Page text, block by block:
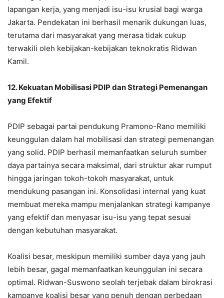
lapangan kerja, yang menjadi isu-isu krusial bagi warga
Jakarta. Pendekatan ini berhasil menarik dukungan luas,
terutama dari masyarakat yang merasa tidak cukup
terwakili oleh kebijakan-kebijakan teknokratis Ridwan
Kamil.
12. Kekuatan Mobilisasi PDIP dan Strategi Pemenangan
yang Efektif
PDIP sebagai partai pendukung Pramono-Rano memiliki
keunggulan dalam hal mobilisasi dan strategi pemenangan
yang solid. PDIP berhasil memanfaatkan seluruh sumber
daya partainya secara maksimal, dari struktur akar rumput
hingga jaringan tokoh-tokoh masyarakat, untuk
mendukung pasangan ini. Konsolidasi internal yang kuat
membuat mereka mampu menjalankan strategi kampanye
yang efektif dan menyasar isu-isu yang tepat sesuai
dengan kebutuhan masyarakat.
Koalisi besar, meskipun memiliki sumber daya yang jauh
lebih besar, gagal memanfaatkan keunggulan ini secara
optimal. Ridwan-Suswono seolah terjebak dalam birokrasi
kampanye koalisi besar yang penuh dengan perbedaan